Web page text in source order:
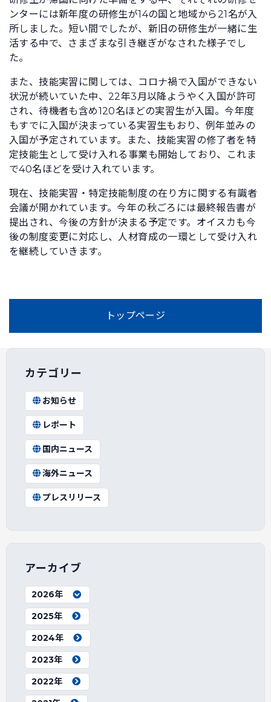
ンターには新年度の研修生が14の国と地域から21名が入
所しました。短い間でしたが、新旧の研修生が一緒に生
活する中で、さまざまな引き継ぎがなされた様子でし
た。
また、技能実習に関しては、コロナ禍で入国ができない
状況が続いていた中、22年3月以降ようやく入国が許可
され、待機者も含め120名ほどの実習生が入国。今年度
もすでに入国が決まっている実習生もおり、例年並みの
入国が予定されています。また、技能実習の修了者を特
定技能生として受け入れる事業も開始しており、これま
で40名ほどを受け入れています。
現在、技能実習・特定技能制度の在り方に関する有識者
会議が開かれています。今年の秋ごろには最終報告書が
提出され、今後の方針が決まる予定です。オイスカも今
後の制度変更に対応し、人材育成の一環として受け入れ
を継続していきます。
トップページ
カテゴリー
お知らせ
レポート
国内ニュース
海外ニュース
プレスリリース
アーカイブ
2026年
2025年
2024年
2023年
2022年